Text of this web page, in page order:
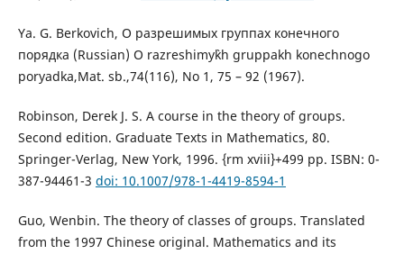
Ya. G. Berkovich, О разрешимых группах конечного
порядка (Russian) O razreshimy`kh gruppakh konechnogo
poryadka,Mat. sb.,74(116), No 1, 75 – 92 (1967).
Robinson, Derek J. S. A course in the theory of groups.
Second edition. Graduate Texts in Mathematics, 80.
Springer-Verlag, New York, 1996. {rm xviii}+499 pp. ISBN: 0-
387-94461-3 doi: 10.1007/978-1-4419-8594-1
Guo, Wenbin. The theory of classes of groups. Translated
from the 1997 Chinese original. Mathematics and its